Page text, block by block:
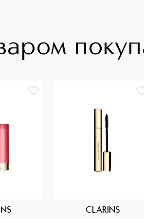
CLARINS